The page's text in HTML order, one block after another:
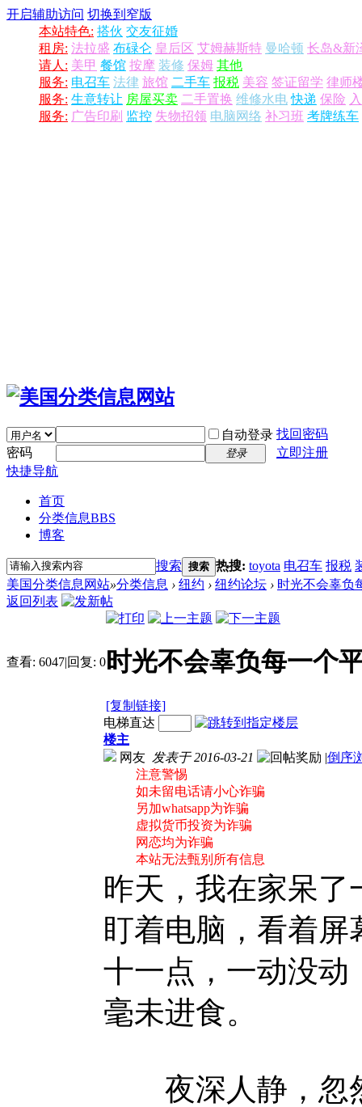
开启辅助访问 切换到窄版
本站特色: 搭伙 交友征婚
租房: 法拉盛 布碌仑 皇后区 艾姆赫斯特 曼哈顿 长岛&新
请人: 美甲 餐馆 按摩 装修 保姆 其他
服务: 电召车 法律 旅馆 二手车 报税 美容 签证留学 律师
服务: 生意转让 房屋买卖 二手置换 维修水电 快递 保险
服务: 广告印刷 监控 失物招领 电脑网络 补习班 考牌练车
自动登录 找回密码
密码
登录
立即注册
快捷导航
首页
分类信息BBS
博客
搜索 搜索 热搜: toyota 电召车 报税
美国分类信息网站»分类信息 › 纽约 › 纽约论坛 › 时光不会辜负
返回列表
查看: 6047|回复: 0时光不会辜负每一个
[复制链接]
电梯直达
楼主
网友 发表于 2016-03-21 |倒序
注意警惕
如未留电话请小心诈骗
另加whatsapp为诈骗
虚拟货币投资为诈骗
网恋均为诈骗
本站无法甄别所有信息
昨天，我在家呆
盯着电脑，看着
十一点，一动没动
毫未进食。
夜深人静，忽